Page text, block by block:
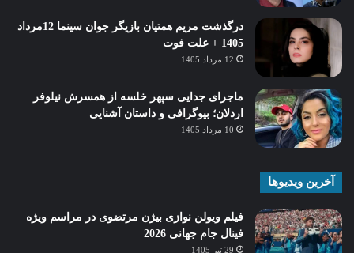
درگذشت مریم همتیان بازیگر جوان سینما 12مرداد
1405 + علت فوت
12 مرداد 1405
ماجرای جدایی سپهر خلسه از همسرش نیلوفر
اردلان؛ بیوگرافی و داستان آشنایی
10 مرداد 1405
آخرین ویدیوها
فیلم ویولن نوازی بیژن مرتضوی در مراسم ویژه
فینال جام جهانی 2026
29 تیر 1405